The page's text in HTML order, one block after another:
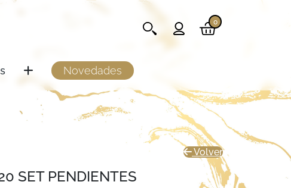
0
Novedades
Volver
SET PENDIENTES